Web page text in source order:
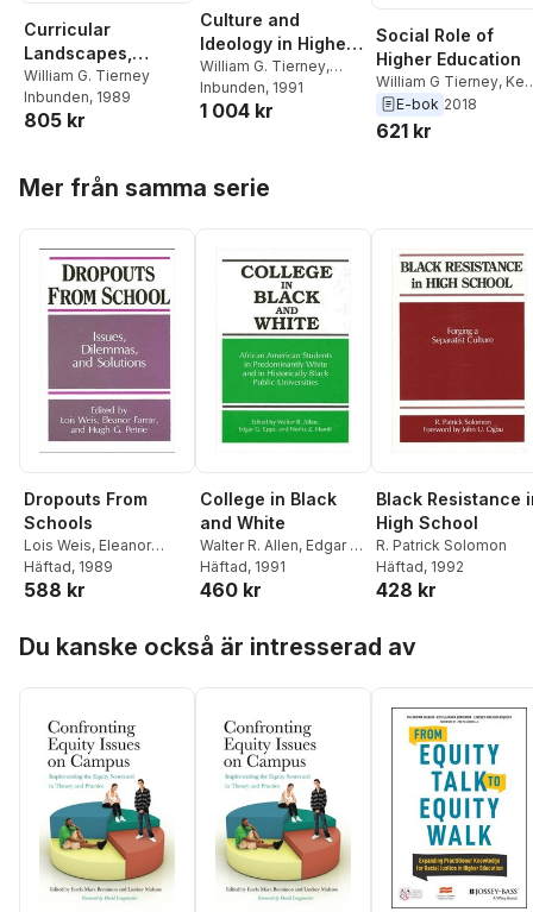
Curricular
Landscapes,
Democratic Vistas
William G. Tierney
Inbunden, 1989
805 kr
Culture and
Ideology in Higher
Education
William G. Tierney,
William G. Tierney
Inbunden, 1991
1 004 kr
Social Role of
Higher Education
William G Tierney, Ken
Kempner
E-bok 2018
621 kr
Mer från samma serie
Dropouts From
Schools
Lois Weis, Eleanor
Farrar,Hugh G. Petrie
Häftad, 1989
588 kr
College in Black
and White
Walter R. Allen, Edgar G.
Epps,Nesha Z. Haniff
Häftad, 1991
460 kr
Black Resistance
High School
R. Patrick Solomon
Häftad, 1992
428 kr
Du kanske också är intresserad av